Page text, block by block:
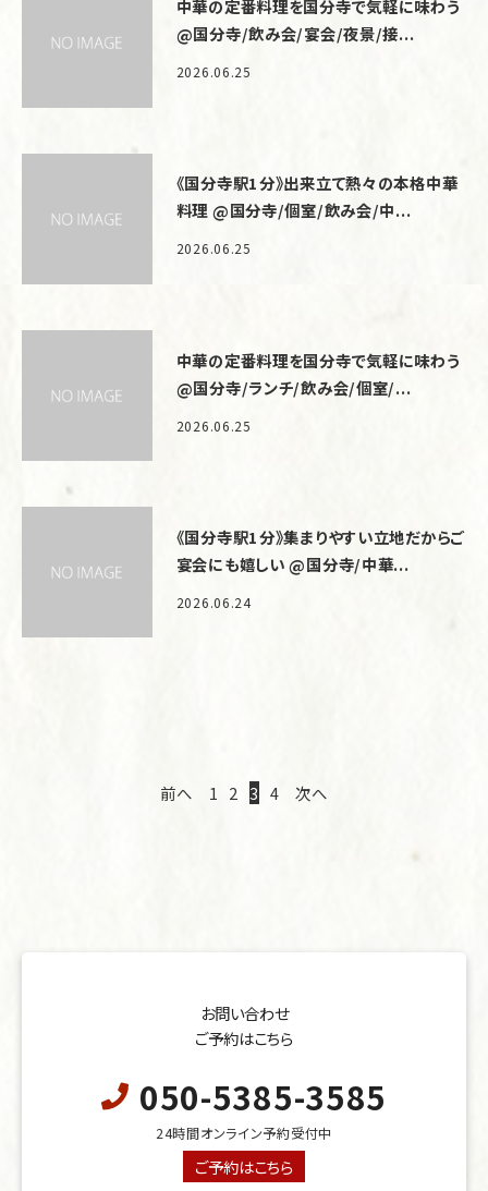
中華の定番料理を国分寺で気軽に味わう
@国分寺/飲み会/宴会/夜景/接...
2026.06.25
《国分寺駅1分》出来立て熱々の本格中華
料理 @国分寺/個室/飲み会/中...
2026.06.25
中華の定番料理を国分寺で気軽に味わう
@国分寺/ランチ/飲み会/個室/...
2026.06.25
《国分寺駅1分》集まりやすい立地だからご
宴会にも嬉しい @国分寺/中華...
2026.06.24
前へ 1 2 3 4 次へ
お問い合わせ
ご予約はこちら
050-5385-3585
24時間オンライン予約受付中
ご予約はこちら